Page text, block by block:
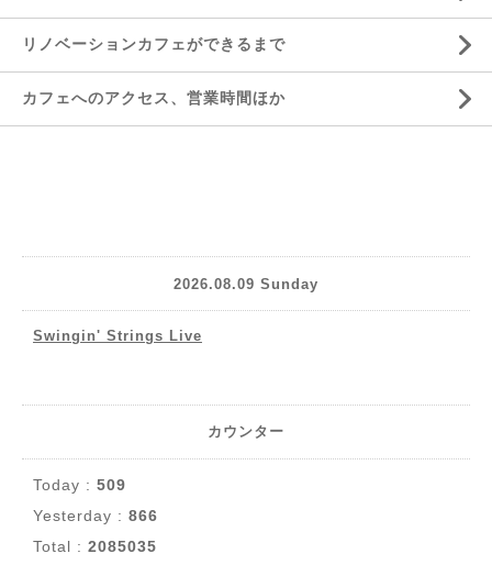
リノベーションカフェができるまで
カフェへのアクセス、営業時間ほか
2026.08.09 Sunday
Swingin' Strings Live
カウンター
Today : 509
Yesterday : 866
Total : 2085035